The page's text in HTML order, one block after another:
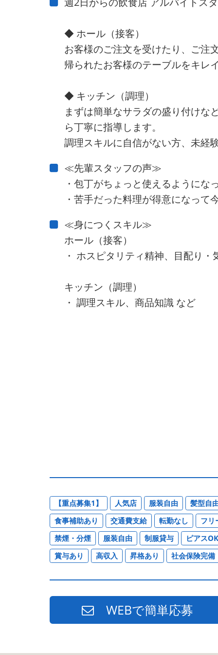
◆ ホール（接客）
お客様のご注文を受けたり、ご注
帰られたお客様のテーブルをキレ
◆ キッチン（調理）
まずは簡単なサラダの盛り付けな
ら丁寧に指導します。
調理スキルに自信がない方、未経
≪先輩スタッフの声≫
・包丁がちょっと使えるようにな
・苦手だった料理が得意になって
≪身につくスキル≫
ホール（接客）
・ ホスピタリティ精神、目配り・
キッチン（調理）
・ 調理スキル、商品知識 など
【重点募集1】 人気店 服装自由
髪型自
食事補助あり
交通費支給 転勤なし
フリ
禁煙・分煙
服装自由 制服貸与
ピアスOK
賞与あり
高収入 昇格あり 社会保険完備
WEBで簡単応募